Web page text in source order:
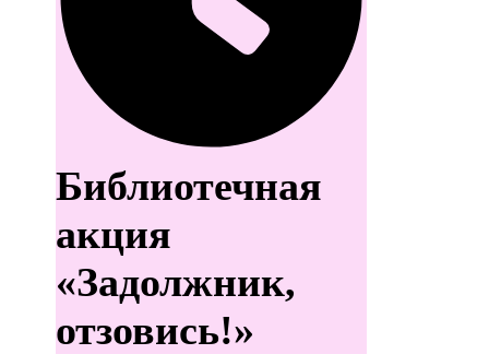
Библиотечная
акция
«Задолжник,
отзовись!»